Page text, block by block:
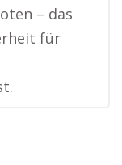
– das
für